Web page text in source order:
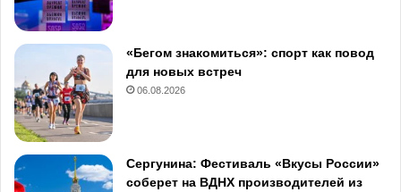
«Бегом знакомиться»: спорт как повод
для новых встреч
06.08.2026
Сергунина: Фестиваль «Вкусы России»
соберет на ВДНХ производителей из